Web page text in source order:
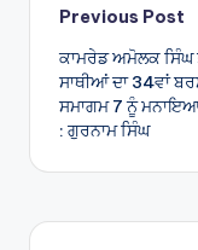
Post
Previous Post
ਕਾਮਰੇਡ ਅਮੋਲਕ ਸਿੰਘ
ਸਾਥੀਆਂ ਦਾ 34ਵਾਂ
ਸਮਾਗਮ 7 ਨੂੰ ਮਨਾਇਆ
: ਗੁਰਨਾਮ ਸਿੰਘ